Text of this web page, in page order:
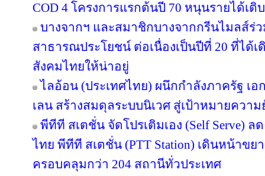
COD 4 โครงการแรกต้นปี 70 หนุนรายได้เติ
บางจากฯ และสมาชิกบางจากกรีนไมลส์ร่
สาธารณประโยชน์ ต่อเนื่องเป็นปีที่ 20 ที่ได้เ
สังคมไทยให้น่าอยู่
ไลอ้อน (ประเทศไทย) ผนึกกำลังภาครัฐ
เลน สร้างสมดุลระบบนิเวศ สู่เป้าหมายความ
พีทีที สเตชั่น จัดโปรเติมเอง (Self Serve)
ไทย พีทีที สเตชั่น (PTT Station) เดินหน้าขยา
ครอบคลุมกว่า 204 สถานีทั่วประเทศ